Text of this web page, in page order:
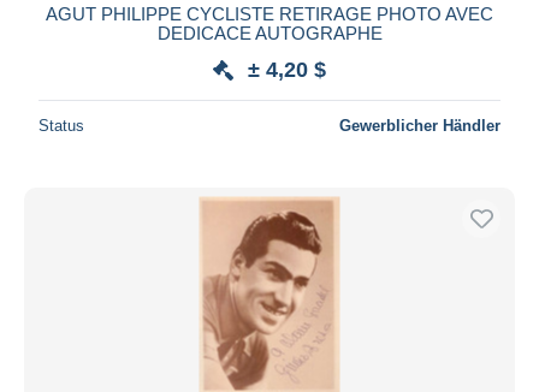
AGUT PHILIPPE CYCLISTE RETIRAGE PHOTO AVEC
DEDICACE AUTOGRAPHE
± 4,20 $
Status Gewerblicher Händler